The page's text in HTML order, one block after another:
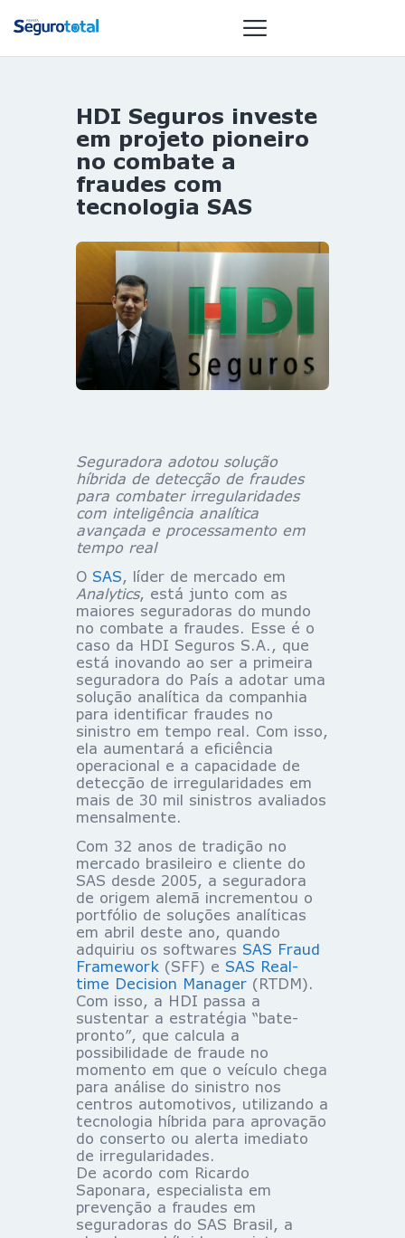
NOTÍCIAS
REVISTA
ESPECIAIS
GAIVOTA DE
ST SUMMIT
MULHERES
GESTORAS
HOMEST
HOME
HDI Seguros investe
em projeto pioneiro
no combate a
fraudes com
tecnologia SAS
Seguradora adotou solução
híbrida de detecção de fraudes
para combater irregularidades
com inteligência analítica
avançada e processamento em
tempo real
O SAS, líder de mercado em
Analytics, está junto com as
maiores seguradoras do mundo
no combate a fraudes. Esse é o
caso da HDI Seguros S.A., que
está inovando ao ser a primeira
seguradora do País a adotar uma
solução analítica da companhia
para identificar fraudes no
sinistro em tempo real. Com isso,
ela aumentará a eficiência
operacional e a capacidade de
detecção de irregularidades em
mais de 30 mil sinistros avaliados
mensalmente.
Com 32 anos de tradição no
mercado brasileiro e cliente do
SAS desde 2005, a seguradora
de origem alemã incrementou o
portfólio de soluções analíticas
em abril deste ano, quando
adquiriu os softwares SAS Fraud
Framework (SFF) e SAS Real-
time Decision Manager (RTDM).
Com isso, a HDI passa a
sustentar a estratégia “bate-
pronto”, que calcula a
possibilidade de fraude no
momento em que o veículo chega
para análise do sinistro nos
centros automotivos, utilizando a
tecnologia híbrida para aprovação
do conserto ou alerta imediato
de irregularidades.
De acordo com Ricardo
Saponara, especialista em
prevenção a fraudes em
seguradoras do SAS Brasil, a